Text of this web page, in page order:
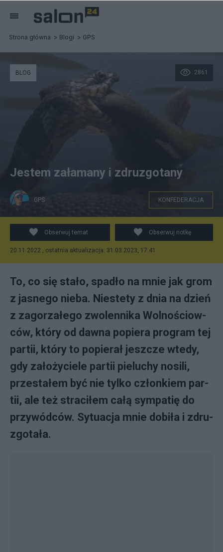
Strona główna Blogi GPS
2861
BLOG
Jestem załamany i zdruzgotany
GPS KONFEDERACJA
Obserwuj temat Obserwuj notkę
20.11.2022 , ostatnia aktualizacja: 31.03.2023, 17:41
To, co się sta­ło, spa­dło na mnie jak grom
z ja­sne­go nie­ba. Nie­ste­ty z dnia na dzień
z za­go­rza­łe­go zwo­len­ni­ka Wol­no­ściow­
ców, któ­ry od daw­na po­pie­ra pro­gram tej
par­tii, który to popierał jeszcze wtedy,
gdy założyciele partii pieluchy nosili,
prze­sta­łem być nie tyl­ko człon­kiem par­
tii, ale też stra­ci­łem ca­łą sym­pa­tię do
przy­wód­ców. Sy­tu­acja mnie do­bi­ła i zdru­
zgo­ta­ła.